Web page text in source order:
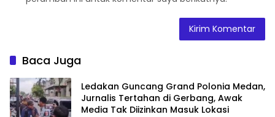
Baca Juga
Ledakan Guncang Grand Polonia Medan,
Jurnalis Tertahan di Gerbang, Awak
Media Tak Diizinkan Masuk Lokasi